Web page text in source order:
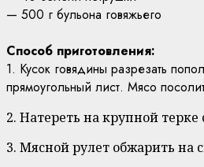
— 500 г бульона говяжьего
Способ приготовления:
1. Кусок говядины разрезать
прямоугольный лист. Мясо
2. Натереть на крупной
3. Мясной рулет обжарить на